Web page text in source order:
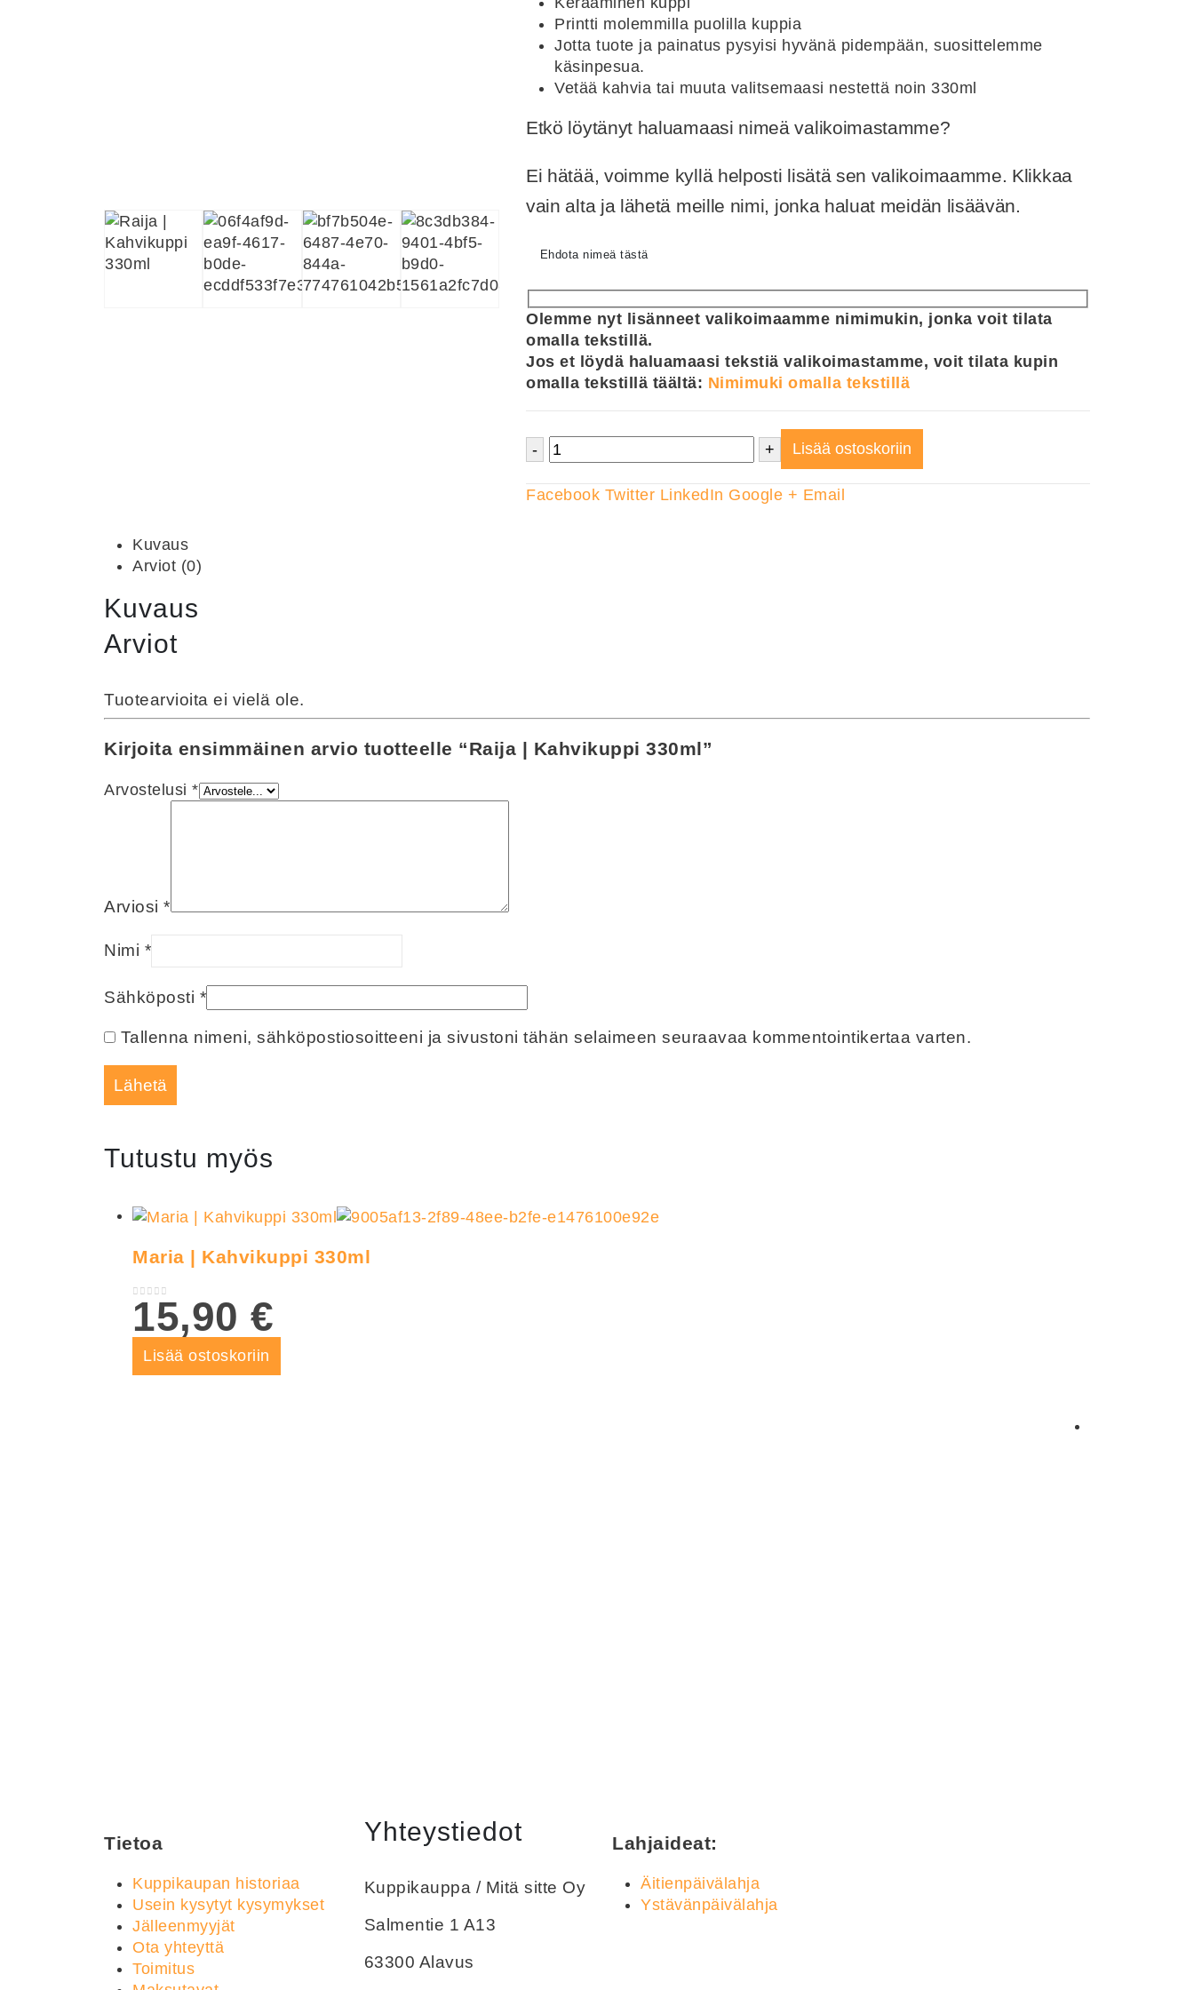
Printti molemmilla puolilla kuppia
Jotta tuote ja painatus pysyisi hyvänä pidempään, suosittelemme
käsinpesua.
Vetää kahvia tai muuta valitsemaasi nestettä noin 330ml
Etkö löytänyt haluamaasi nimeä valikoimastamme?
Ei hätää, voimme kyllä helposti lisätä sen valikoimaamme. Klikkaa
vain alta ja lähetä meille nimi, jonka haluat meidän lisäävän.
Ehdota nimeä tästä
Olemme nyt lisänneet valikoimaamme nimimukin, jonka voit tilata
omalla tekstillä.
Jos et löydä haluamaasi tekstiä valikoimastamme, voit tilata kupin
omalla tekstillä täältä: Nimimuki omalla tekstillä
- + Lisää ostoskoriin
Facebook Twitter LinkedIn Google + Email
Kuvaus
Arviot (0)
Kuvaus
Arviot
Tuotearvioita ei vielä ole.
Kirjoita ensimmäinen arvio tuotteelle “Raija | Kahvikuppi 330ml”
Arvostelusi *
Arviosi *
Nimi *
Sähköposti *
Tallenna nimeni, sähköpostiosoitteeni ja sivustoni tähän selaimeen seuraavaa kommentointikertaa varten.
Tutustu myös
Maria | Kahvikuppi 330ml
0out of 5
15,90 €
Lisää ostoskoriin
Tietoa
Kuppikaupan historiaa
Usein kysytyt kysymykset
Jälleenmyyjät
Ota yhteyttä
Toimitus
Yhteystiedot
Kuppikauppa / Mitä sitte Oy
Salmentie 1 A13
63300 Alavus
Lahjaideat:
Äitienpäivälahja
Ystävänpäivälahja